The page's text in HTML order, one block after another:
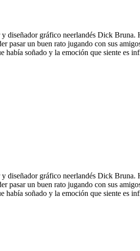
gráfico neerlandés Dick Bruna.
pasar un buen rato jugando con sus
había soñado y la emoción que siente es
gráfico neerlandés Dick Bruna.
pasar un buen rato jugando con sus
había soñado y la emoción que siente es